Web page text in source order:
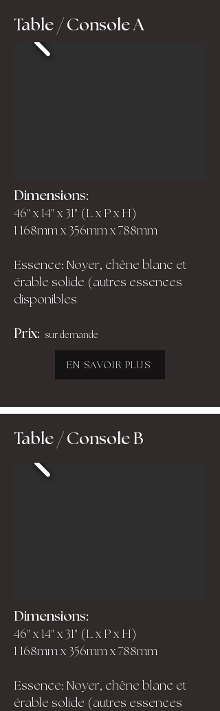
Table / Console A
Dimensions:
46" x 14" x 31" (L x P x H)
1 168mm x 356mm x 788mm
Essence: Noyer, chêne blanc et
érable solide (autres essences
disponibles
Prix: sur demande
EN SAVOIR PLUS
Table / Console B
Dimensions:
46" x 14" x 31" (L x P x H)
1 168mm x 356mm x 788mm
Essence: Noyer, chêne blanc et
érable solide (autres essences